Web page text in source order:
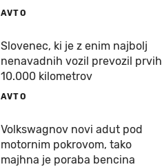
AVTO
Slovenec, ki je z enim najbolj
nenavadnih vozil prevozil prvih
10.000 kilometrov
AVTO
Volkswagnov novi adut pod
motornim pokrovom, tako
majhna je poraba bencina